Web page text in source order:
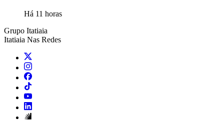
Há 11 horas
Grupo Itatiaia
Itatiaia Nas Redes